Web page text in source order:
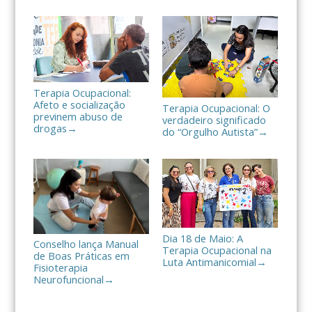
a
r
Terapia Ocupacional:
Afeto e socialização
previnem abuso de
drogas →
Terapia Ocupacional: O
verdadeiro significado
do “Orgulho Autista”→
Conselho lança Manual
de Boas Práticas em
Fisioterapia
Neurofuncional →
Dia 18 de Maio: A
Terapia Ocupacional na
Luta Antimanicomial →